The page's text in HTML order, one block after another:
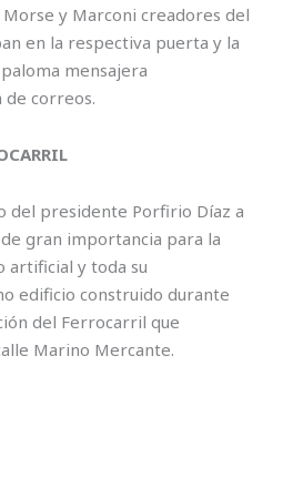
y Marconi creadores del
en la respectiva puerta y la
mensajera
correos.
del presidente Porfirio Díaz a
gran importancia para la
artificial y toda su
edificio construido durante
del Ferrocarril que
Marino Mercante.